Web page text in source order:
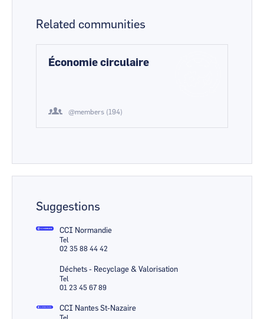
Related communities
Économie circulaire
@members (194)
Suggestions
CCI Normandie
Tel
02 35 88 44 42
Déchets - Recyclage & Valorisation
Tel
01 23 45 67 89
CCI Nantes St-Nazaire